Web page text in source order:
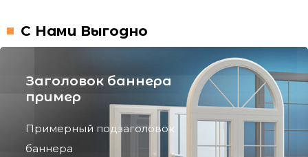
С Нами Выгодно
Заголовок баннера
Примерный подзаголовок